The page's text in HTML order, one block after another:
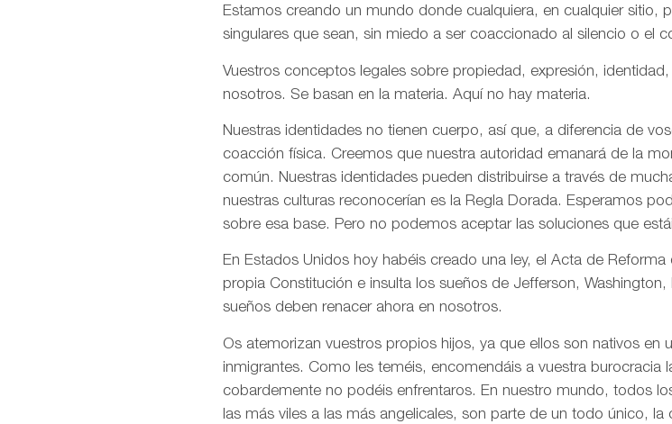
Estamos creando un mundo donde cualquiera, en cualquier sitio,
singulares que sean, sin miedo a ser coaccionado al silencio o el
Vuestros conceptos legales sobre propiedad, expresión,
nosotros. Se basan en la materia. Aquí no hay materia.
Nuestras identidades no tienen cuerpo, así que, a diferencia de
coacción física. Creemos que nuestra autoridad emanará de la
común. Nuestras identidades pueden distribuirse a través de
nuestras culturas reconocerían es la Regla Dorada. Esperamos
sobre esa base. Pero no podemos aceptar las soluciones que
En Estados Unidos hoy habéis creado una ley, el Acta de
propia Constitución e insulta los sueños de Jefferson,
sueños deben renacer ahora en nosotros.
Os atemorizan vuestros propios hijos, ya que ellos son nativos en
inmigrantes. Como les teméis, encomendáis a vuestra burocracia
cobardemente no podéis enfrentaros. En nuestro mundo, todos
las más viles a las más angelicales, son parte de un todo único,